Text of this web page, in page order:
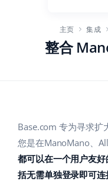
用于电子商务的人工智能
Base Analytics
针对电子商务初创企业
家庭与花园
儿童产品
帮助
学院
english (US)
english (GB)
主页 集成
整合
Base.com 专为寻求扩
您是在ManoMano、
都可以在一个用户友
括无需单独登录即可